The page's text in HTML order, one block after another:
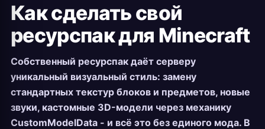
Как сделать свой
ресурспак для Minecraft
Собственный ресурспак даёт серверу
уникальный визуальный стиль: замену
стандартных текстур блоков и предметов, новые
звуки, кастомные 3D-модели через механику
CustomModelData - и всё это без единого мода. В